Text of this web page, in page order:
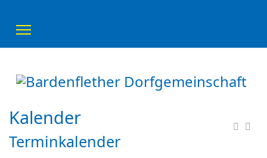
Kalender
Terminkalender